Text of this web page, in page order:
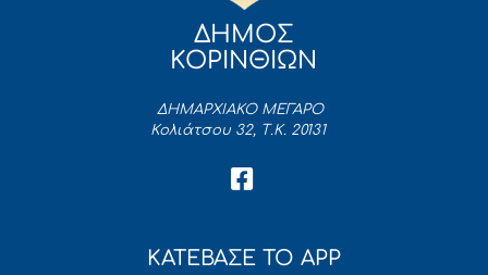
ΔΗΜΟΣ
ΚΟΡΙΝΘΙΩΝ
ΔΗΜΑΡΧΙΑΚΟ ΜΕΓΑΡΟ
Κολιάτσου 32, Τ.Κ. 20131
ΚΑΤΕΒΑΣΕ ΤΟ APP